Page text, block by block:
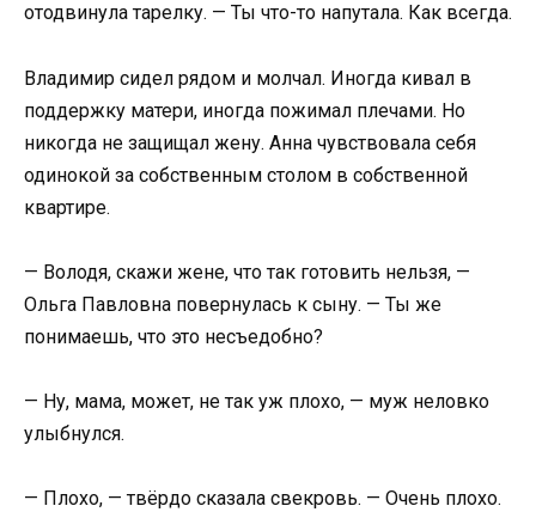
отодвинула тарелку. — Ты что-то напутала. Как всегда.
Владимир сидел рядом и молчал. Иногда кивал в
поддержку матери, иногда пожимал плечами. Но
никогда не защищал жену. Анна чувствовала себя
одинокой за собственным столом в собственной
квартире.
— Володя, скажи жене, что так готовить нельзя, —
Ольга Павловна повернулась к сыну. — Ты же
понимаешь, что это несъедобно?
— Ну, мама, может, не так уж плохо, — муж неловко
улыбнулся.
— Плохо, — твёрдо сказала свекровь. — Очень плохо.